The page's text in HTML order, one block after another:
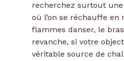
recherchez surtout
où l’on se réchauffe en
flammes danser, le
revanche, si votre
véritable source de